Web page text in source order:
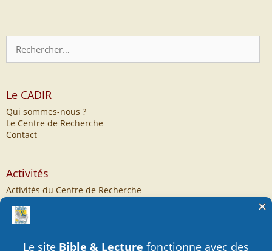
Rechercher :
Le CADIR
Qui sommes-nous ?
Le Centre de Recherche
Contact
Activités
Activités du Centre de Recherche
Archives